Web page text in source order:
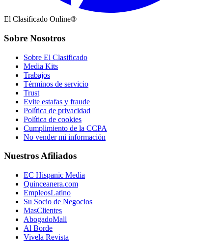
El Clasificado Online®
Sobre Nosotros
Sobre El Clasificado
Media Kits
Trabajos
Términos de servicio
Trust
Evite estafas y fraude
Política de privacidad
Política de cookies
Cumplimiento de la CCPA
No vender mi información
Nuestros Afiliados
EC Hispanic Media
Quinceanera.com
EmpleosLatino
Su Socio de Negocios
MasClientes
AbogadoMall
Al Borde
Vivela Revista